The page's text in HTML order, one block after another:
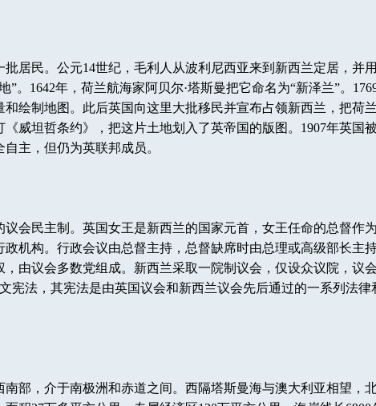
居民。公元14世纪，毛利人从波利尼西亚来到新西兰定居，并
”。1642年，荷兰航海家阿贝尔·塔斯曼把它命名为“新泽兰”。
绘制地图。此后英国向这里大批移民并宣布占领新西兰，把荷
《威坦哲条约》，把这片土地划入了英帝国的版图。1907年英国
主，但仍为英联邦成员。
议会民主制。英国女王是新西兰的国家元首，女王任命的总督作
政机构。行政会议由总督主持，总督缺席时由总理或高级部长主
，由议会多数党组成。新西兰采取一院制议会，仅设众议院，议
宪法，其宪法是由英国议会和新西兰议会先后通过的一系列法
南部，介于南极洲和赤道之间。西隔塔斯曼海与澳大利亚相望，